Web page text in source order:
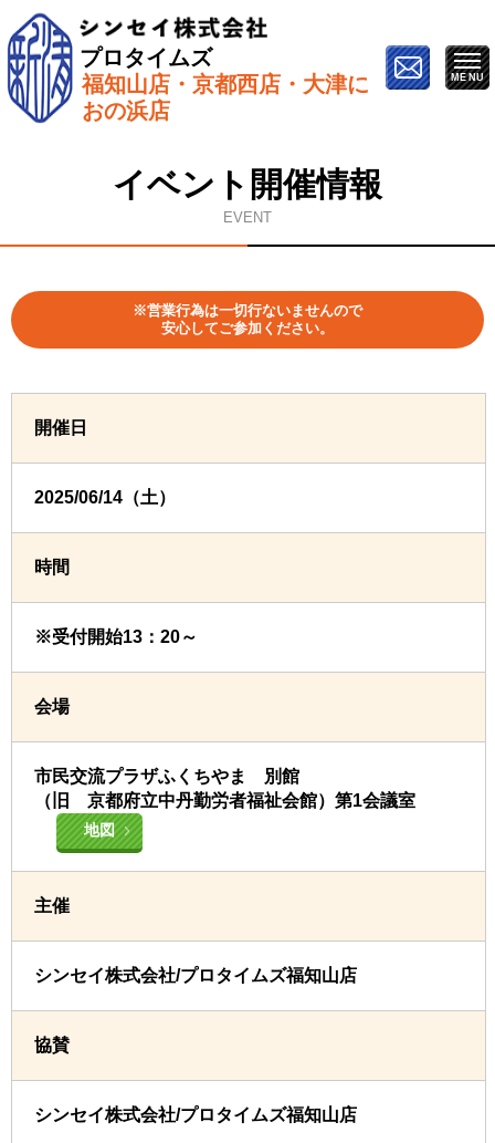
プロタイムズ
福知山店・京都西店・大津に
おの浜店
ホーム»イベント情報»6月14日【福知山市で開催】塗
り替え勉強会
イベント開催情報
EVENT
※営業行為は一切行ないませんので
安心してご参加ください。
開催日
2025/06/14（土）
時間
※受付開始13：20～
会場
市民交流プラザふくちやま 別館
（旧 京都府立中丹勤労者福祉会館）第1会議室
地図
主催
シンセイ株式会社/プロタイムズ福知山店
協賛
シンセイ株式会社/プロタイムズ福知山店